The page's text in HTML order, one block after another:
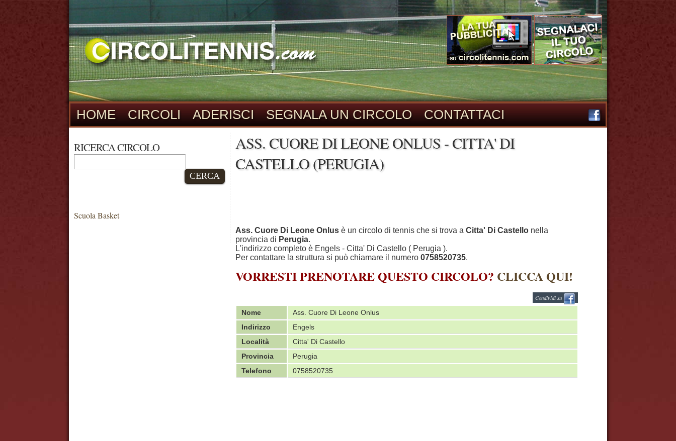
HOME CIRCOLI ADERISCI SEGNALA UN CIRCOLO CONTATTACI
RICERCA CIRCOLO
CERCA
Scuola Basket
ASS. CUORE DI LEONE ONLUS - CITTA' DI
CASTELLO (PERUGIA)
Ass. Cuore Di Leone Onlus è un circolo di tennis che si trova a Citta' Di Castello nella
provincia di Perugia.
L'indirizzo completo è Engels - Citta' Di Castello ( Perugia ).
Per contattare la struttura si può chiamare il numero 0758520735.
VORRESTI PRENOTARE QUESTO CIRCOLO? CLICCA QUI!
Condividi su
Nome
Ass. Cuore Di Leone Onlus
Indirizzo
Engels
Località
Citta' Di Castello
Provincia
Perugia
Telefono
0758520735